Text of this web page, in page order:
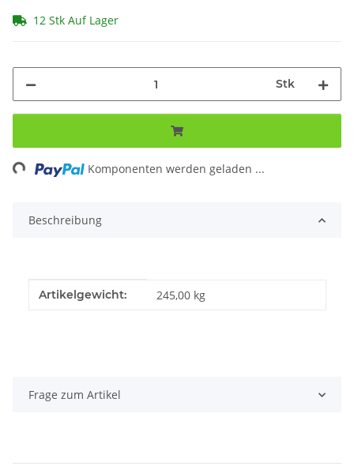
12 Stk Auf Lager
Stk
Komponenten werden geladen ...
Beschreibung
Produkteigenschaft
Wert
Artikelgewicht: 245,00 kg
Frage zum Artikel